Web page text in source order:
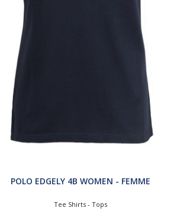
POLO EDGELY 4B WOMEN - FEMME
Tee Shirts - Tops